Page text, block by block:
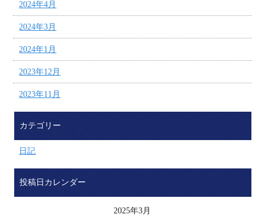
2024年4月
2024年3月
2024年1月
2023年12月
2023年11月
カテゴリー
日記
投稿日カレンダー
2025年3月